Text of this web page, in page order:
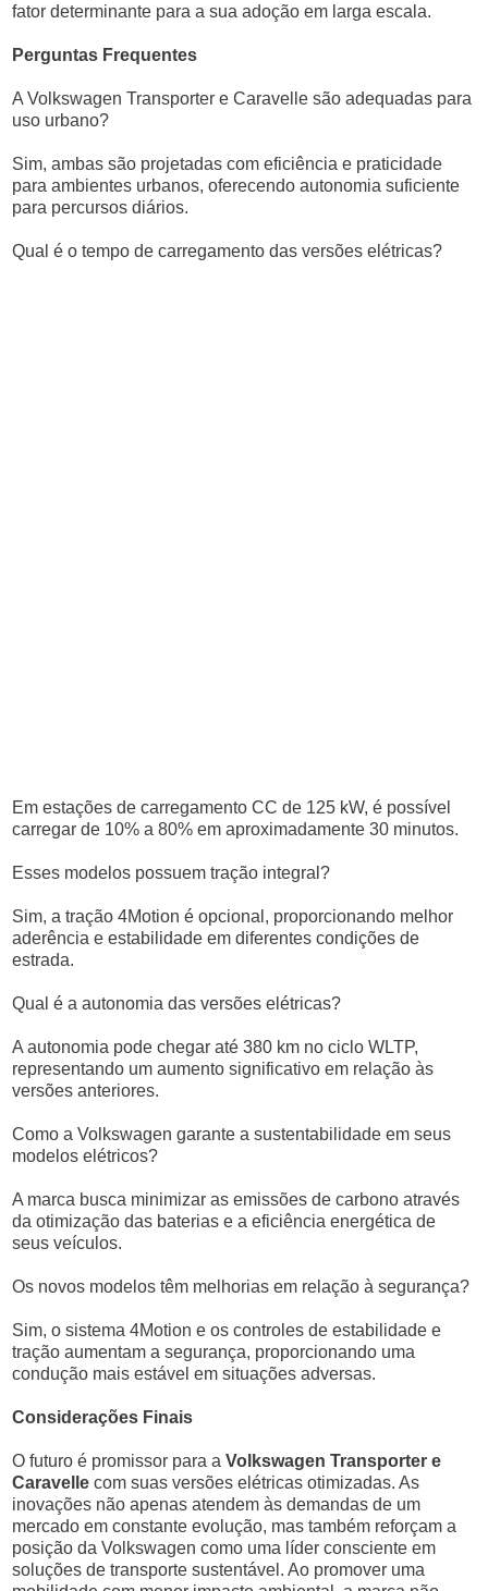
fator determinante para a sua adoção em larga escala.
Perguntas Frequentes
A Volkswagen Transporter e Caravelle são adequadas para
uso urbano?
Sim, ambas são projetadas com eficiência e praticidade
para ambientes urbanos, oferecendo autonomia suficiente
para percursos diários.
Qual é o tempo de carregamento das versões elétricas?
Em estações de carregamento CC de 125 kW, é possível
carregar de 10% a 80% em aproximadamente 30 minutos.
Esses modelos possuem tração integral?
Sim, a tração 4Motion é opcional, proporcionando melhor
aderência e estabilidade em diferentes condições de
estrada.
Qual é a autonomia das versões elétricas?
A autonomia pode chegar até 380 km no ciclo WLTP,
representando um aumento significativo em relação às
versões anteriores.
Como a Volkswagen garante a sustentabilidade em seus
modelos elétricos?
A marca busca minimizar as emissões de carbono através
da otimização das baterias e a eficiência energética de
seus veículos.
Os novos modelos têm melhorias em relação à segurança?
Sim, o sistema 4Motion e os controles de estabilidade e
tração aumentam a segurança, proporcionando uma
condução mais estável em situações adversas.
Considerações Finais
O futuro é promissor para aVolkswagen Transporter e
Caravelle com suas versões elétricas otimizadas. As
inovações não apenas atendem às demandas de um
mercado em constante evolução, mas também reforçam a
posição da Volkswagen como uma líder consciente em
soluções de transporte sustentável. Ao promover uma